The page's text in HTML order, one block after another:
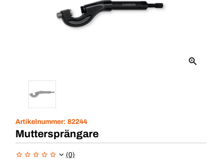
Artikelnummer: 82244
Muttersprängare
(0)